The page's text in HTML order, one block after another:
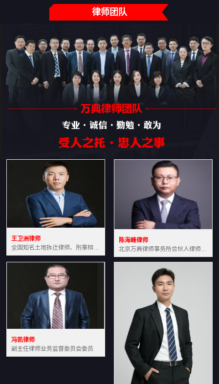
律师团队
王卫洲律师
全国知名土地拆迁律师、刑事辩护律师北京万典律师事务所主任中国法学会会员北京市行政法研究会理事
陈海峰律师
北京万典律师事务所合伙人律师土地房产专业资深律师
冯凯律师
副主任律师业务监督委员会委员